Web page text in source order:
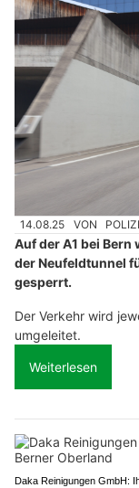
14.08.25 VON
Auf der A1 bei
der Neufeldtunnel
gesperrt.
Der Verkehr wird
umgeleitet.
Weiterlesen
Daka Reinigungen GmbH: